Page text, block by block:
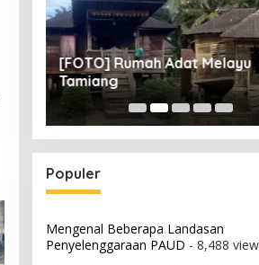
[FOTO] Rumah Adat Melayu
Tamiang
Populer
Mengenal Beberapa Landasan
Penyelenggaraan PAUD - 8,488